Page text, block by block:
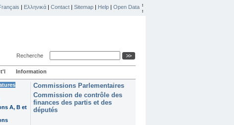
| Ελληνικά | Contact | Sitemap | Help | Open Data
Recherche
Information
A, B et
Commissions Parlementaires
Commission de contrôle des
finances des partis et des
députés